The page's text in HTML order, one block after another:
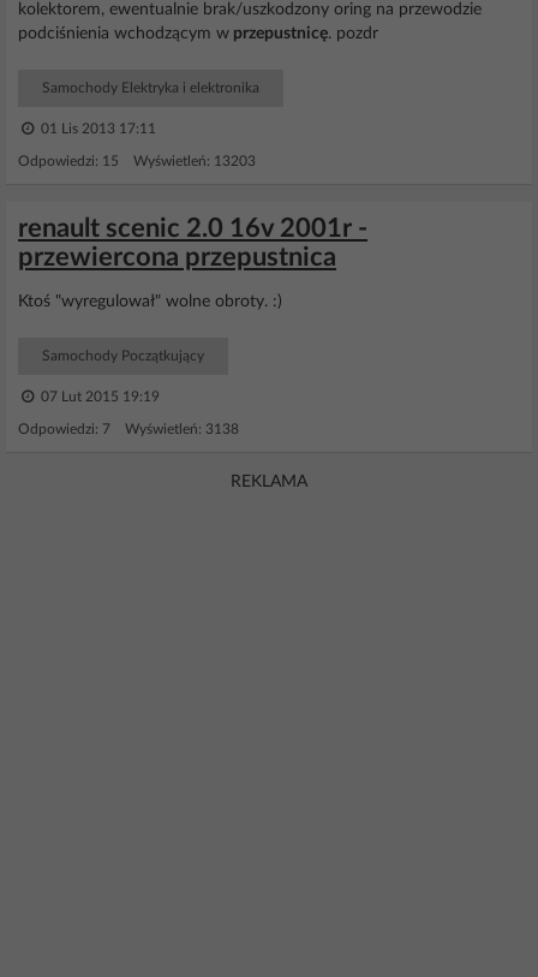
kolektorem, ewentualnie brak/uszkodzony oring na przewodzie
podciśnienia wchodzącym w przepustnicę. pozdr
Samochody Elektryka i elektronika
01 Lis 2013 17:11
Odpowiedzi: 15 Wyświetleń: 13203
renault scenic 2.0 16v 2001r -
przewiercona przepustnica
Ktoś "wyregulował" wolne obroty. :)
Samochody Początkujący
07 Lut 2015 19:19
Odpowiedzi: 7 Wyświetleń: 3138
REKLAMA